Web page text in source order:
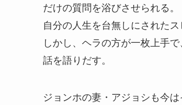
だけの質問を浴びさせられる。
自分の人生を台無しにされたス
しかし、ヘラの方が一枚上手
話を語りだす。
ジョンホの妻・アジョシも今は